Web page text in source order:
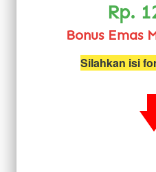
Rp.
Bonus Emas
Silahkan isi